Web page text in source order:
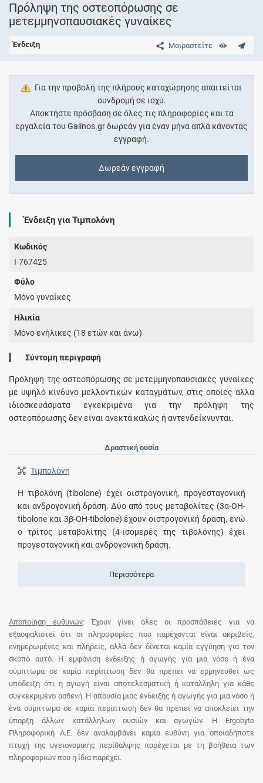
Πρόληψη της οστεοπόρωσης σε
μετεμμηνοπαυσιακές γυναίκες
Μοιραστείτε
Ένδειξη
Για την προβολή της πλήρους καταχώρησης απαιτείται
συνδρομή σε ισχύ.
Αποκτήστε πρόσβαση σε όλες τις πληροφορίες και τα
εργαλεία του Galinos.gr δωρεάν για έναν μήνα απλά κάνοντας
εγγραφή.
Δωρεάν εγγραφή
Ένδειξη για Τιμπολόνη
Κωδικός
I-767425
Φύλο
Μόνο γυναίκες
Ηλικία
Μόνο ενήλικες (18 ετών και άνω)
Σύντομη περιγραφή
Πρόληψη της οστεοπόρωσης σε μετεμμηνοπαυσιακές γυναίκες
με υψηλό κίνδυνο μελλοντικών καταγμάτων, στις οποίες άλλα
ιδιοσκευάσματα εγκεκριμένα για την πρόληψη της
οστεοπόρωσης δεν είναι ανεκτά καλώς ή αντενδείκνυνται.
Δραστική ουσία
Τιμπολόνη
Η τιβολόνη (tibolone) έχει οιστρογονική, προγεσταγονική
και ανδρογονική δράση. Δύο από τους μεταβολίτες (3α-OH-
tibolone και 3β-OH-tibolone) έχουν οιστρογονική δράση, ενώ
ο τρίτος μεταβολίτης (4-ισομερές της τιβολόνης) έχει
προγεσταγονική και ανδρογονική δράση.
Περισσότερα
Αποποίηση ευθυνών: Έχουν γίνει όλες οι προσπάθειες για να
εξασφαλιστεί ότι οι πληροφορίες που παρέχονται είναι ακριβείς,
ενημερωμένες και πλήρεις, αλλά δεν δίνεται καμία εγγύηση για τον
σκοπό αυτό. Η εμφάνιση ένδειξης ή αγωγής για μια νόσο ή ένα
σύμπτωμα σε καμία περίπτωση δεν θα πρέπει να ερμηνευθεί ως
υπόδειξη ότι η αγωγή είναι αποτελεσματική ή κατάλληλη για κάθε
συγκεκριμένο ασθενή. Η απουσία μιας ένδειξης ή αγωγής για μια νόσο ή
ένα σύμπτωμα σε καμία περίπτωση δεν θα πρέπει να αποκλείει την
ύπαρξη άλλων κατάλληλων ουσιών και αγωγών. Η Ergobyte
Πληροφορική Α.Ε. δεν αναλαμβάνει καμία ευθύνη για οποιαδήποτε
πτυχή της υγειονομικής περίθαλψης παρέχεται με τη βοήθεια των
πληροφοριών που η ίδια παρέχει.